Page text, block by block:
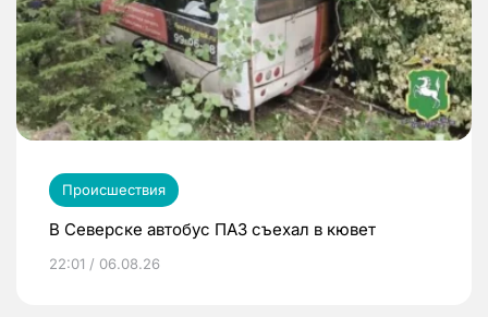
Происшествия
В Северске автобус ПАЗ съехал в кювет
22:01 / 06.08.26